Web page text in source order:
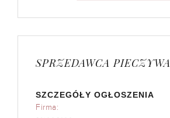
SPRZEDAWCA PIECZYWA
SZCZEGÓŁY OGŁOSZENIA
Firma: